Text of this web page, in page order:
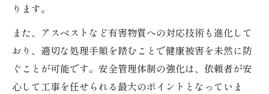
ります。
また、アスベストなど有害物質への対応技術も進化して
おり、適切な処理手順を踏むことで健康被害を未然に防
ぐことが可能です。安全管理体制の強化は、依頼者が安
心して工事を任せられる最大のポイントとなっていま